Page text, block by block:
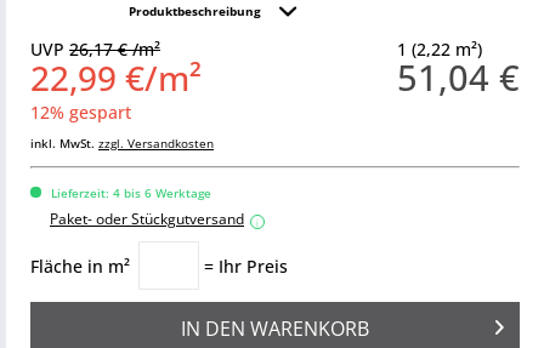
Produktbeschreibung
1 (2,22 m²)
51,04 €
UVP 26,17 € /m²
22,99 €/m²
12% gespart
inkl. MwSt. zzgl. Versandkosten
Lieferzeit: 4 bis 6 Werktage
Paket- oder Stückgutversand i
Fläche in m² = Ihr Preis
IN DEN WARENKORB